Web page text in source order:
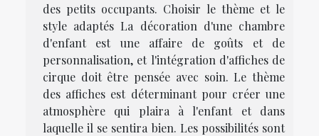
des petits occupants. Choisir le thème et le
style adaptés La décoration d'une chambre
d'enfant est une affaire de goûts et de
personnalisation, et l'intégration d'affiches de
cirque doit être pensée avec soin. Le thème
des affiches est déterminant pour créer une
atmosphère qui plaira à l'enfant et dans
laquelle il se sentira bien. Les possibilités sont